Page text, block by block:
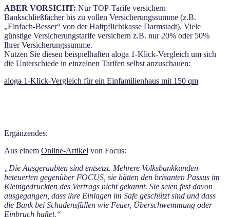
ABER VORSICHT: Nur TOP-Tarife versichern
Bankschließfächer bis zu vollen Versicherungssumme (z.B.
„Einfach-Besser“ von der Haftpflichtkasse Darmstadt). Viele
günstige Versicherungstarife versichern z.B. nur 20% oder 50%
Ihrer Versicherungssumme.
Nutzen Sie diesen beispielhaften aloga 1-Klick-Vergleich um sich
die Unterschiede in einzelnen Tarifen selbst anzuschauen:
aloga 1-Klick-Vergleich für ein Einfamilienhaus mit 150 qm
Ergänzendes:
Aus einem Online-Artikel von Focus:
„Die Ausgeraubten sind entsetzt. Mehrere Volksbankkunden
beteuerten gegenüber FOCUS, sie hätten den brisanten Passus im
Kleingedruckten des Vertrags nicht gekannt. Sie seien fest davon
ausgegangen, dass ihre Einlagen im Safe geschützt sind und dass
die Bank bei Schadensfällen wie Feuer, Überschwemmung oder
Einbruch haftet.“